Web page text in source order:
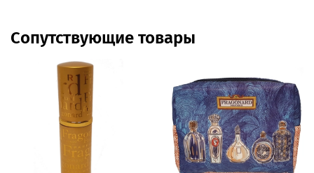
Сопутствующие товары